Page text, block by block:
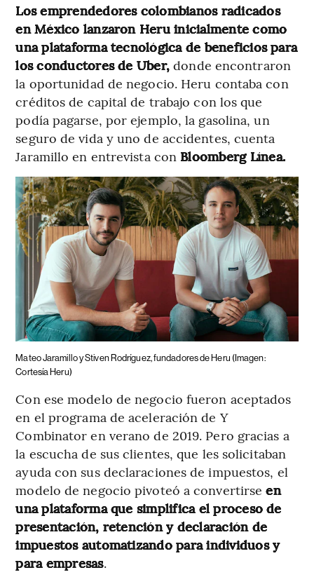
Los emprendedores colombianos radicados
en México lanzaron Heru inicialmente como
una plataforma tecnológica de beneficios para
los conductores de Uber, donde encontraron
la oportunidad de negocio. Heru contaba con
créditos de capital de trabajo con los que
podía pagarse, por ejemplo, la gasolina, un
seguro de vida y uno de accidentes, cuenta
Jaramillo en entrevista con Bloomberg Línea.
Mateo Jaramillo y Stiven Rodríguez, fundadores de Heru (Imagen:
Cortesía Heru)
Con ese modelo de negocio fueron aceptados
en el programa de aceleración de Y
Combinator en verano de 2019. Pero gracias a
la escucha de sus clientes, que les solicitaban
ayuda con sus declaraciones de impuestos, el
modelo de negocio pivoteó a convertirseen
una plataforma que simplifica el proceso de
presentación, retención y declaración de
impuestos automatizando para individuos y
para empresas.